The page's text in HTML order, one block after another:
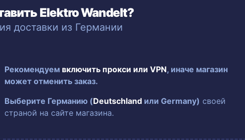
Elektro Wandelt?
доставки из Германии
Рекомендуем включить прокси или VPN, иначе магазин
может отменить заказ.
Выберите Германию (Deutschland или Germany) своей
страной на сайте магазина.